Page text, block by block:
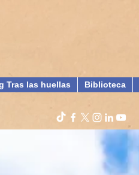
Tras las huellas Biblioteca